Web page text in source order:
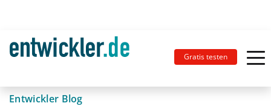
Gratis testen
Entwickler Blog